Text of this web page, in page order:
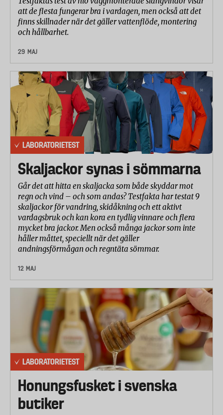
att de flesta fungerar bra i vardagen, men också att det
finns skillnader när det gäller vattenflöde, montering
och hållbarhet.
29 MAJ
LABORATORIETEST
Skaljackor synas i sömmarna
Går det att hitta en skaljacka som både skyddar mot
regn och vind – och som andas? Testfakta har testat 9
skaljackor för vandring, skidåkning och ett aktivt
vardagsbruk och kan kora en tydlig vinnare och flera
mycket bra jackor. Men också många jackor som inte
håller måttet, speciellt när det gäller
andningsförmågan och regntäta sömmar.
12 MAJ
LABORATORIETEST
Honungsfusket i svenska
butiker